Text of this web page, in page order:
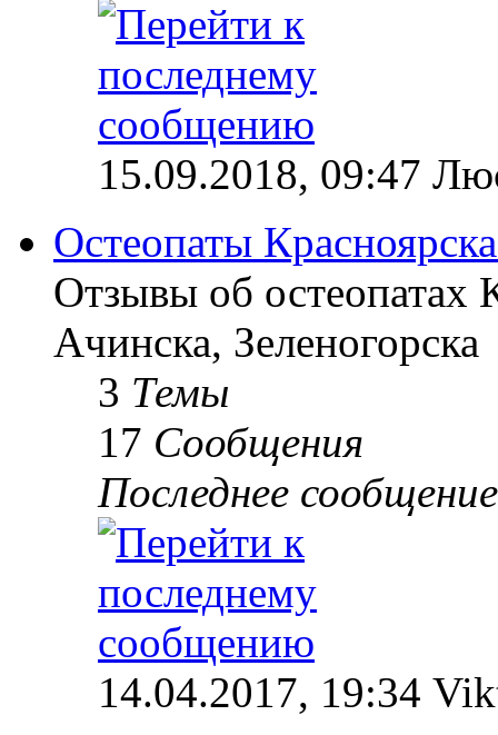
15.09.2018, 09:47
Остеопаты
Отзывы об остеопатах
Ачинска, Зеленогорска
3 Темы
17 Сообщения
Последнее сообщение
14.04.2017, 19:34